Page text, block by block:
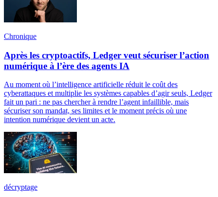
Chronique
Après les cryptoactifs, Ledger veut sécuriser l’action
numérique à l’ère des agents IA
Au moment où l’intelligence artificielle réduit le coût des
cyberattaques et multiplie les systèmes capables d’agir seuls, Ledger
fait un pari : ne pas chercher à rendre l’agent infaillible, mais
sécuriser son mandat, ses limites et le moment précis où une
intention numérique devient un acte.
décryptage